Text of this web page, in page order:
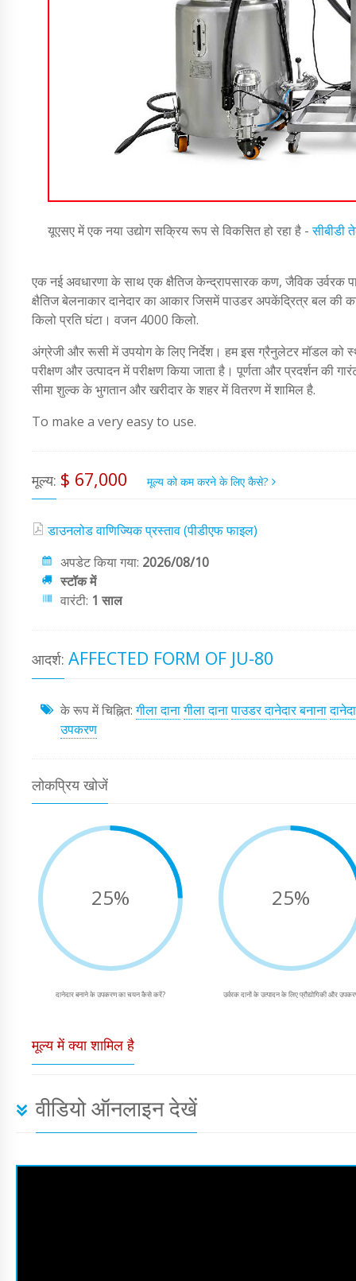
यूएसए में एक नया उद्योग सक्रिय रूप से विकसित हो रहा है -सीबीडी
एक नई अवधारणा के साथ एक क्षैतिज केन्द्रापसारक कण, जैविक उर्वरक
क्षैतिज बेलनाकार दानेदार का आकार जिसमें पाउडर अपकेंद्रित्र बल की
किलो प्रति घंटा। वजन 4000 किलो.
अंग्रेजी और रूसी में उपयोग के लिए निर्देश। हम इस ग्रैनुलेटर मॉडल को
परीक्षण और उत्पादन में परीक्षण किया जाता है। पूर्णता और प्रदर्शन की
सीमा शुल्क के भुगतान और खरीदार के शहर में वितरण में शामिल है.
To make a very easy to use.
मूल्य: $ 67,000 मूल्य को कम करने के लिए कैसे?
डाउनलोड वाणिज्यिक प्रस्ताव (पीडीएफ फाइल)
अपडेट किया गया: 2026/08/10
स्टॉक में
वारंटी: 1 साल
आदर्श: AFFECTED FORM OF JU-80
के रूप में चिह्नित:गीला दानागीला दानापाउडर दानेदार बनाना
उपकरण
लोकप्रिय खोजें
25%
दानेदार बनाने के उपकरण का चयन कैसे करें?
25%
उर्वरक दानों के उत्पादन के लिए प्रौद्योगिकी और
मूल्य में क्या शामिल है
वीडियो ऑनलाइन देखें